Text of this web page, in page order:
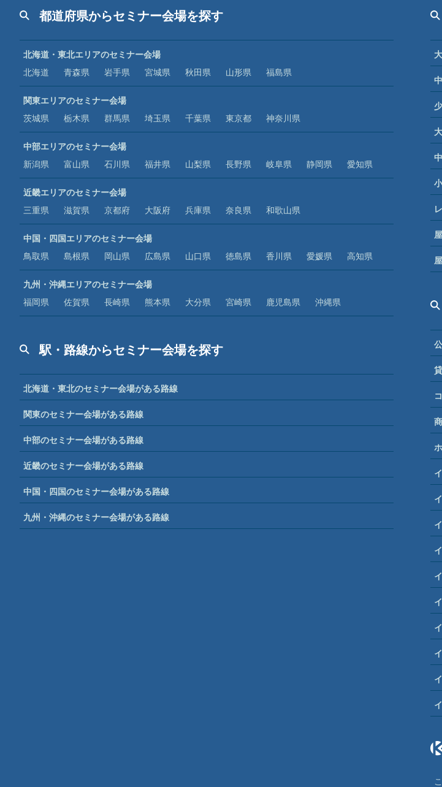
都道府県からセミナー会場を探す
北海道・東北エリアのセミナー会場
北海道
青森県 岩手県 宮城県 秋田県 山形県 福島県
関東エリアのセミナー会場
茨城県
栃木県 群馬県 埼玉県 千葉県 東京都 神奈川県
中部エリアのセミナー会場
新潟県
富山県 石川県 福井県 山梨県 長野県 岐阜県 静岡県 愛知県
近畿エリアのセミナー会場
三重県
滋賀県 京都府 大阪府 兵庫県 奈良県 和歌山県
中国・四国エリアのセミナー会場
鳥取県
島根県 岡山県 広島県 山口県 徳島県 香川県 愛媛県 高知県
九州・沖縄エリアのセミナー会場
福岡県
佐賀県 長崎県 熊本県 大分県 宮崎県 鹿児島県 沖縄県
駅・路線からセミナー会場を探す
北海道・東北のセミナー会場がある路線
関東のセミナー会場がある路線
中部のセミナー会場がある路線
近畿のセミナー会場がある路線
中国・四国のセミナー会場がある路線
九州・沖縄のセミナー会場がある路線